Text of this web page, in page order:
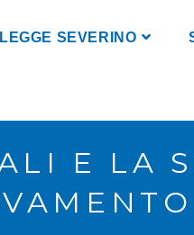
LEGGE SEVERINO
E LA